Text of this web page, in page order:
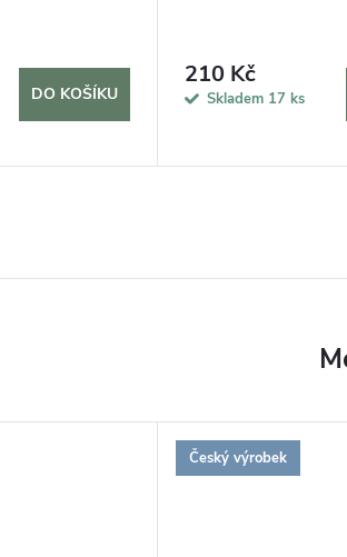
DO KOŠÍKU
210 Kč
Skladem 17 ks
Český výrobek